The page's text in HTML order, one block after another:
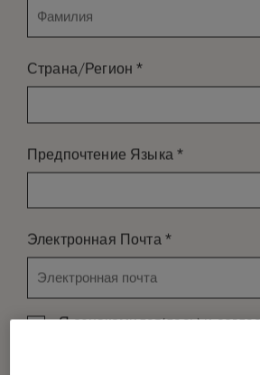
Страна/Регион*
Предпочтение Языка*
Электронная Почта *
Я ознакомился(лась) и
политикой